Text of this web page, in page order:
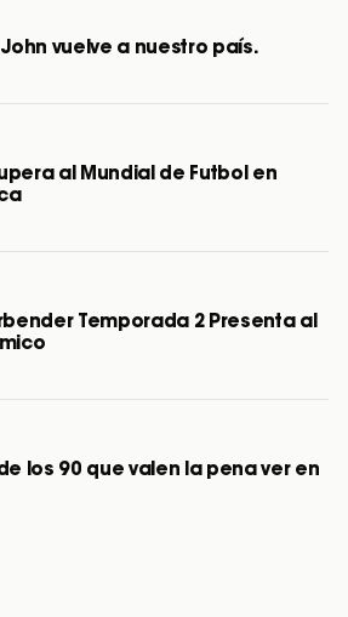
vuelve a nuestro país.
al Mundial de Futbol en
Temporada 2 Presenta al
los 90 que valen la pena ver en